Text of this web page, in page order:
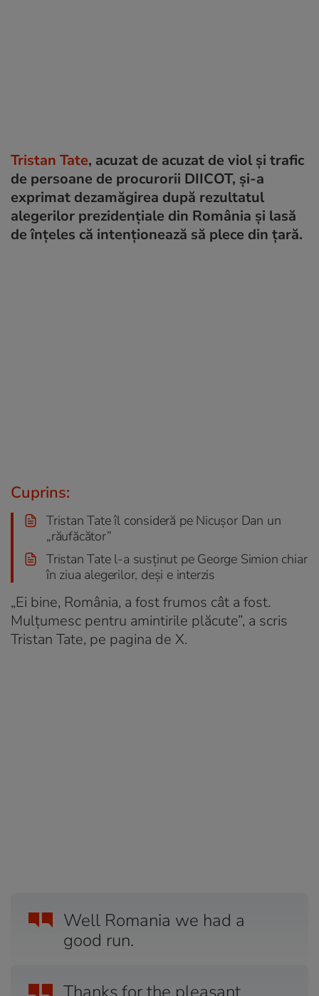
Tristan Tate, acuzat de acuzat de viol și trafic
de persoane de procurorii DIICOT, și-a
exprimat dezamăgirea după rezultatul
alegerilor prezidențiale din România și lasă
de înțeles că intenționează să plece din țară.
Cuprins:
Tristan Tate îl consideră pe Nicușor Dan un
„răufăcător”
Tristan Tate l-a susținut pe George Simion chiar
în ziua alegerilor, deși e interzis
„Ei bine, România, a fost frumos cât a fost.
Mulțumesc pentru amintirile plăcute”, a scris
Tristan Tate, pe pagina de X.
Well Romania we had a
good run.